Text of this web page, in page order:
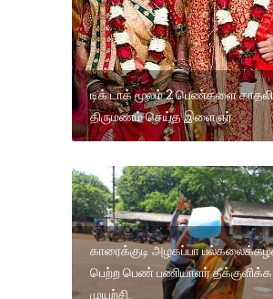
டிக் டாக் மூலம் 2 பெண்களை
திருமணம் செய்த இளைஞர்
காரைக்குடி அழகப்பா
பெற்ற பெண் பணியாளர் தீக்குளிக்க
முயற்சி.